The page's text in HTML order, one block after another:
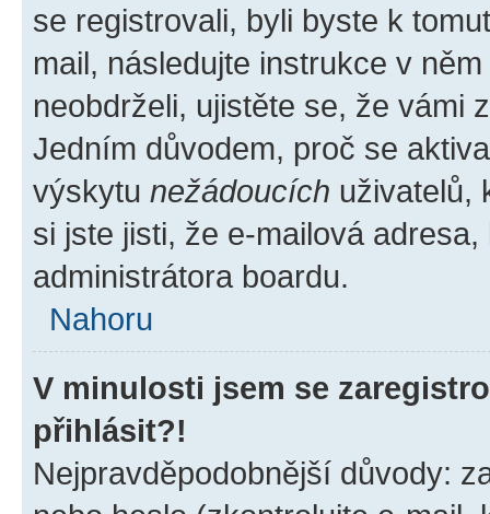
se registrovali, byli byste k
mail, následujte instrukce v
neobdrželi, ujistěte se, že vámi
Jedním důvodem, proč se
výskytu nežádoucích uživatelů,
si jste jisti, že e-mailová
administrátora boardu.
Nahoru
V minulosti jsem se
přihlásit?!
Nejpravděpodobnější důvody: